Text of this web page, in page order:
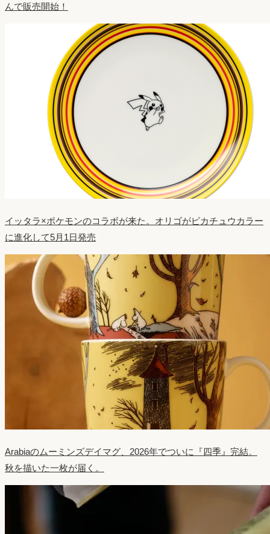
んで販売開始！
イッタラ×ポケモンのコラボが来た。オリゴがピカチュウカラー
に進化して5月1日発売
Arabiaのムーミンズデイマグ、2026年でついに『四季』完結。
秋を描いた一枚が届く。